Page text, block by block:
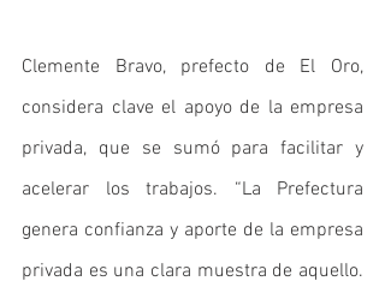
Clemente Bravo, prefecto de El Oro,
considera clave el apoyo de la empresa
privada, que se sumó para facilitar y
acelerar los trabajos. “La Prefectura
genera confianza y aporte de la empresa
privada es una clara muestra de aquello.